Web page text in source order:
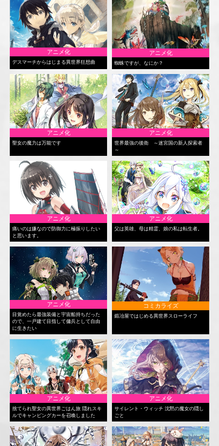
アニメ化
デスマーチからはじまる異世界狂想曲
アニメ化
蜘蛛ですが、なにか？
アニメ化
聖女の魔力は万能です
アニメ化
世界最強の後衛 ～迷宮国の新人探索者
～
アニメ化
痛いのは嫌なので防御力に極振りしたい
と思います。
アニメ化
父は英雄、母は精霊、娘の私は転生者。
アニメ化
目覚めたら最強装備と宇宙船持ちだった
ので、一戸建て目指して傭兵として自由
に生きたい
コミカライズ
鍛冶屋ではじめる異世界スローライフ
アニメ化
捨てられ聖女の異世界ごはん旅 隠れスキ
ルでキャンピングカーを召喚しました
アニメ化
サイレント・ウィッチ 沈黙の魔女の隠し
ごと